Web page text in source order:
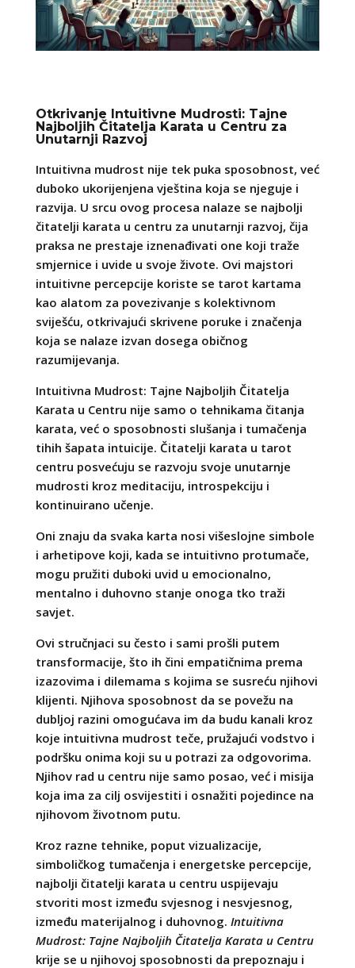
Otkrivanje Intuitivne Mudrosti: Tajne
Najboljih Čitatelja Karata u Centru za
Unutarnji Razvoj
Intuitivna mudrost nije tek puka sposobnost, već
duboko ukorijenjena vještina koja se njeguje i
razvija. U srcu ovog procesa nalaze se najbolji
čitatelji karata u centru za unutarnji razvoj, čija
praksa ne prestaje iznenađivati one koji traže
smjernice i uvide u svoje živote. Ovi majstori
intuitivne percepcije koriste se tarot kartama
kao alatom za povezivanje s kolektivnom
sviješću, otkrivajući skrivene poruke i značenja
koja se nalaze izvan dosega običnog
razumijevanja.
Intuitivna Mudrost: Tajne Najboljih Čitatelja
Karata u Centru nije samo o tehnikama čitanja
karata, već o sposobnosti slušanja i tumačenja
tihih šapata intuicije. Čitatelji karata u tarot
centru posvećuju se razvoju svoje unutarnje
mudrosti kroz meditaciju, introspekciju i
kontinuirano učenje.
Oni znaju da svaka karta nosi višeslojne simbole
i arhetipove koji, kada se intuitivno protumače,
mogu pružiti duboki uvid u emocionalno,
mentalno i duhovno stanje onoga tko traži
savjet.
Ovi stručnjaci su često i sami prošli putem
transformacije, što ih čini empatičnima prema
izazovima i dilemama s kojima se susreću njihovi
klijenti. Njihova sposobnost da se povežu na
dubljoj razini omogućava im da budu kanali kroz
koje intuitivna mudrost teče, pružajući vodstvo i
podršku onima koji su u potrazi za odgovorima.
Njihov rad u centru nije samo posao, već i misija
koja ima za cilj osvijestiti i osnažiti pojedince na
njihovom životnom putu.
Kroz razne tehnike, poput vizualizacije,
simboličkog tumačenja i energetske percepcije,
najbolji čitatelji karata u centru uspijevaju
stvoriti most između svjesnog i nesvjesnog,
između materijalnog i duhovnog. Intuitivna
Mudrost: Tajne Najboljih Čitatelja Karata u Centru
krije se u njihovoj sposobnosti da prepoznaju i